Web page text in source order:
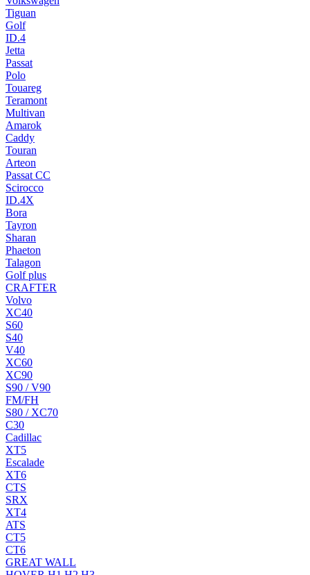
Tiguan
Golf
ID.4
Jetta
Passat
Polo
Touareg
Teramont
Multivan
Amarok
Caddy
Touran
Arteon
Passat CC
Scirocco
ID.4X
Bora
Tayron
Sharan
Phaeton
Talagon
Golf plus
CRAFTER
Volvo
XC40
S60
S40
V40
XC60
XC90
S90 / V90
FM/FH
S80 / XC70
C30
Cadillac
XT5
Escalade
XT6
CTS
SRX
XT4
ATS
CT5
CT6
GREAT WALL